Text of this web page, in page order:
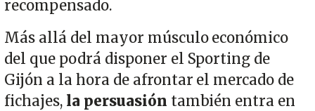
recompensado.
Más allá del mayor músculo económico
del que podrá disponer el Sporting de
Gijón a la hora de afrontar el mercado de
fichajes, la persuasión también entra en